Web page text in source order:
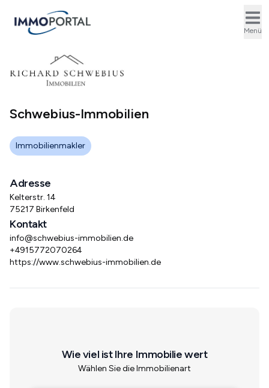
Menü
Schwebius-Immobilien
Immobilienmakler
Adresse
Kelterstr. 14
75217 Birkenfeld
Kontakt
info@schwebius-immobilien.de
+4915772070264
https://www.schwebius-immobilien.de
Wie viel ist Ihre Immobilie wert
Wählen Sie die Immobilienart